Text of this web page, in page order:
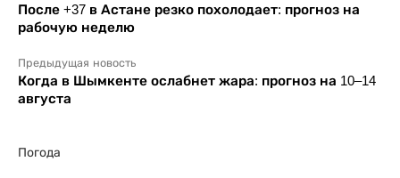
После +37 в Астане резко похолодает: прогноз на
рабочую неделю
Предыдущая новость
Когда в Шымкенте ослабнет жара: прогноз на 10–14
августа
Погода